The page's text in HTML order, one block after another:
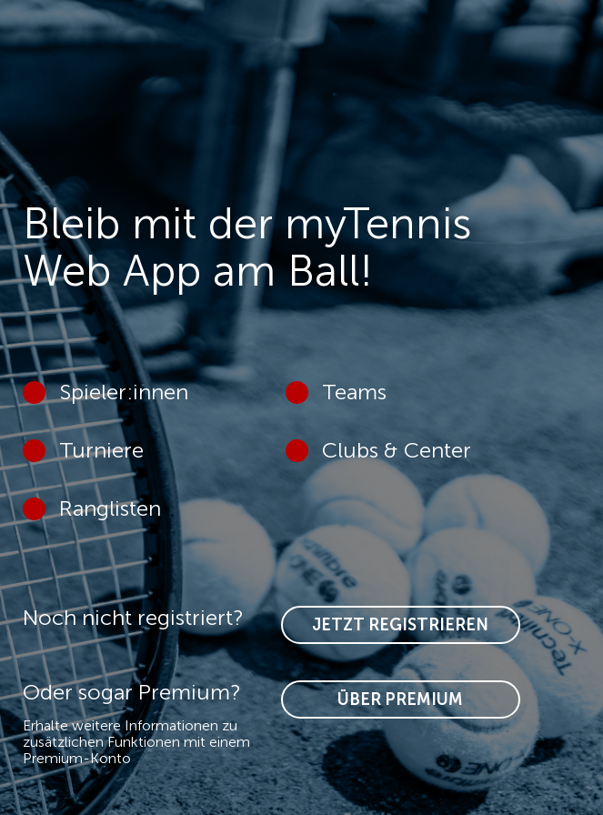
Bleib mit der myTennis
Web App am Ball!
Spieler:innen Teams
Turniere Clubs & Center
Ranglisten
Noch nicht registriert? JETZT REGISTRIEREN
Oder sogar Premium?
Erhalte weitere Informationen zu
zusätzlichen Funktionen mit einem
Premium-Konto
ÜBER PREMIUM